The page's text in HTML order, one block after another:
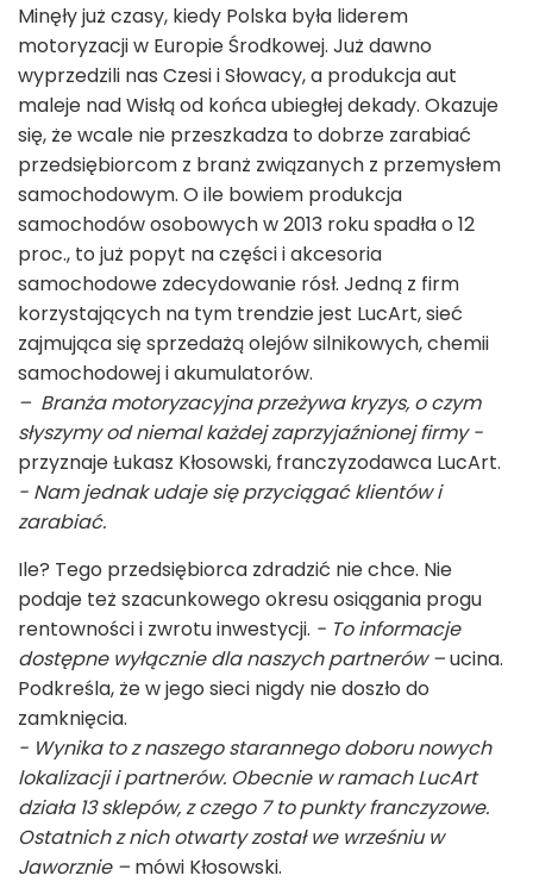
Minęły już czasy, kiedy Polska była liderem
motoryzacji w Europie Środkowej. Już dawno
wyprzedzili nas Czesi i Słowacy, a produkcja aut
maleje nad Wisłą od końca ubiegłej dekady. Okazuje
się, że wcale nie przeszkadza to dobrze zarabiać
przedsiębiorcom z branż związanych z przemysłem
samochodowym. O ile bowiem produkcja
samochodów osobowych w 2013 roku spadła o 12
proc., to już popyt na części i akcesoria
samochodowe zdecydowanie rósł. Jedną z firm
korzystających na tym trendzie jest LucArt, sieć
zajmująca się sprzedażą olejów silnikowych, chemii
samochodowej i akumulatorów.
– Branża motoryzacyjna przeżywa kryzys, o czym
słyszymy od niemal każdej zaprzyjaźnionej firmy -
przyznaje Łukasz Kłosowski, franczyzodawca LucArt.
- Nam jednak udaje się przyciągać klientów i
zarabiać.
Ile? Tego przedsiębiorca zdradzić nie chce. Nie
podaje też szacunkowego okresu osiągania progu
rentowności i zwrotu inwestycji. - To informacje
dostępne wyłącznie dla naszych partnerów –ucina.
Podkreśla, że w jego sieci nigdy nie doszło do
zamknięcia.
- Wynika to z naszego starannego doboru nowych
lokalizacji i partnerów. Obecnie w ramach LucArt
działa 13 sklepów, z czego 7 to punkty franczyzowe.
Ostatnich z nich otwarty został we wrześniu w
Jaworznie – mówi Kłosowski.